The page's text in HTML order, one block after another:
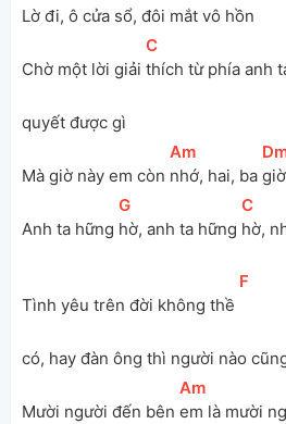
Lờ đi, ô cửa sổ, đôi mắt vô hồn
Chờ một lời giải
[
C
thích từ phía anh
quyết được gì
Mà giờ này em còn
[
Am
nhớ, hai, ba
[
Anh ta hững
[
G
hờ, anh ta hững
[
C
hờ,
Tình yêu trên đời không thề
[F
có, hay đàn ông thì người nào
Mười người đến bên
[
Am
em là mười